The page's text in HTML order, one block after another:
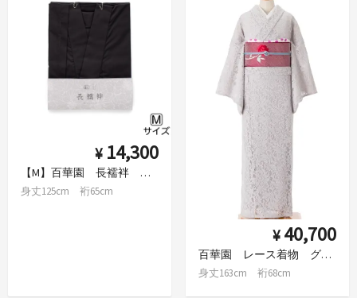
¥ 14,300
【M】百華園 長襦袢 ブラック
身丈125cm 裄65cm
¥ 40,700
百華園 レース着物 グレー
身丈163cm 裄68cm